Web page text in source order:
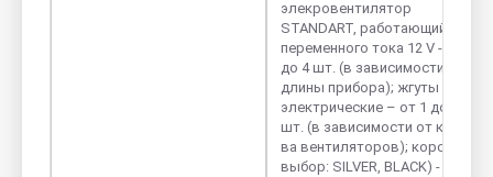
элекровентилятор
STANDART, работающий от
переменного тока 12 V - от 1
до 4 шт. (в зависимости от
длины прибора); жгуты
электрические – от 1 до 4
шт. (в зависимости от кол-
ва вентиляторов); короб (на
выбор: SILVER, BLACK) - 1 шт.;